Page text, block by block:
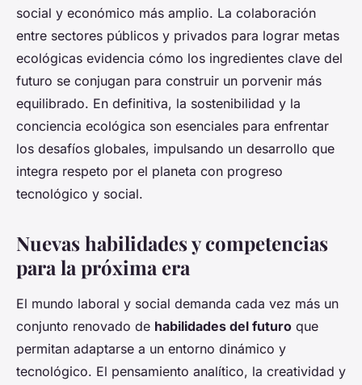
social y económico más amplio. La colaboración
entre sectores públicos y privados para lograr metas
ecológicas evidencia cómo los ingredientes clave del
futuro se conjugan para construir un porvenir más
equilibrado. En definitiva, la sostenibilidad y la
conciencia ecológica son esenciales para enfrentar
los desafíos globales, impulsando un desarrollo que
integra respeto por el planeta con progreso
tecnológico y social.
Nuevas habilidades y competencias
para la próxima era
El mundo laboral y social demanda cada vez más un
conjunto renovado de habilidades del futuro que
permitan adaptarse a un entorno dinámico y
tecnológico. El pensamiento analítico, la creatividad y